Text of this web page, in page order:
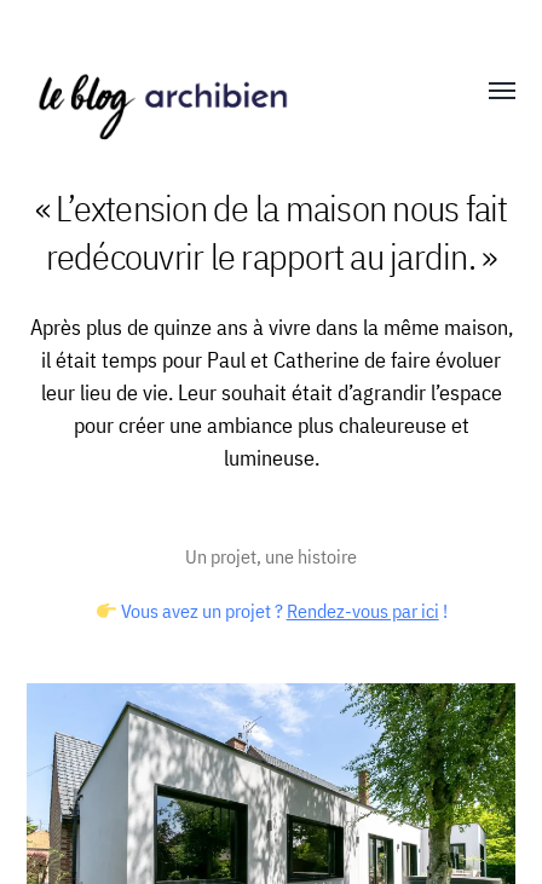
Blog
Archibien
« L’extension de la maison nous fait
redécouvrir le rapport au jardin. »
Après plus de quinze ans à vivre dans la même maison,
il était temps pour Paul et Catherine de faire évoluer
leur lieu de vie. Leur souhait était d’agrandir l’espace
pour créer une ambiance plus chaleureuse et
lumineuse.
Un projet, une histoire
Vous avez un projet ? Rendez-vous par ici !